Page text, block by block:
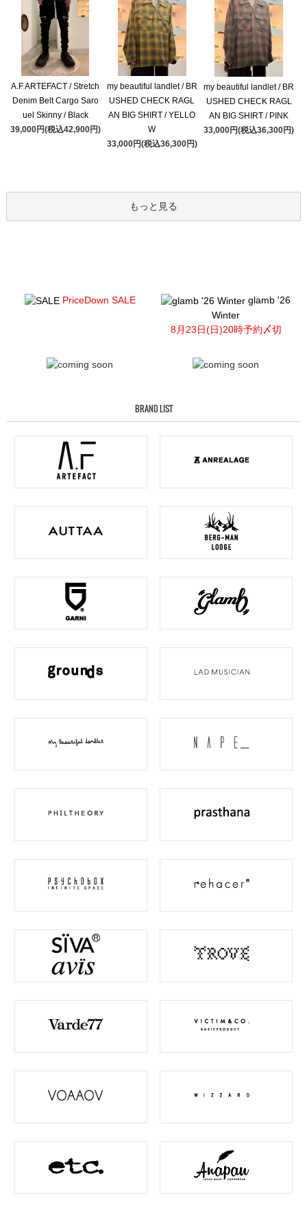
A.F ARTEFACT / Stretch
Denim Belt Cargo Saro
uel Skinny / Black
39,000円(税込42,900円)
my beautiful landlet / BR
USHED CHECK RAGL
AN BIG SHIRT / YELLO
W
33,000円(税込36,300円)
my beautiful landlet / BR
USHED CHECK RAGL
AN BIG SHIRT / PINK
33,000円(税込36,300円)
もっと見る
PriceDown SALE
glamb '26
Winter
8月23日(日)20時予約〆切
BRAND LIST